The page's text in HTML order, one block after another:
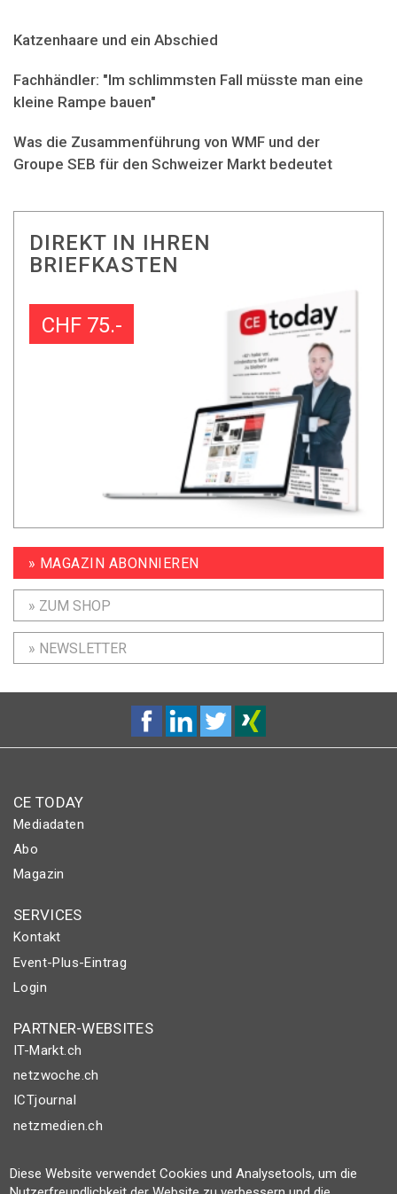
Katzenhaare und ein Abschied
Fachhändler: "Im schlimmsten Fall müsste man eine
kleine Rampe bauen"
Was die Zusammenführung von WMF und der
Groupe SEB für den Schweizer Markt bedeutet
DIREKT IN IHREN
BRIEFKASTEN
CHF 75.-
» MAGAZIN ABONNIEREN
» ZUM SHOP
» NEWSLETTER
CE TODAY
Mediadaten
Abo
Magazin
SERVICES
Kontakt
Event-Plus-Eintrag
Login
PARTNER-WEBSITES
IT-Markt.ch
netzwoche.ch
ICTjournal
netzmedien.ch
© NETZMEDIEN AG 2026
Impressum
Diese Website verwendet Cookies und Analysetools, um die